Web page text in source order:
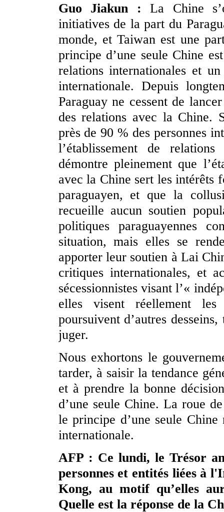
Guo Jiakun : La Chine
initiatives de la part du
monde, et Taiwan est une
principe d’une seule Chine
relations internationales et
internationale. Depuis
Paraguay ne cessent de
des relations avec la Chine.
près de 90 % des personnes
l’établissement de
démontre pleinement que
avec la Chine sert les intérêts
paraguayen, et que la
recueille aucun soutien
politiques paraguayennes
situation, mais elles se
apporter leur soutien à Lai
critiques internationales, et
sécessionnistes visant l’«
elles visent réellement
poursuivent d’autres
juger.
Nous exhortons le
tarder, à saisir la tendance
et à prendre la bonne
d’une seule Chine. La roue
le principe d’une seule
internationale.
AFP : Ce lundi, le Trésor
personnes et entités liées à
Kong, au motif qu’elles
Quelle est la réponse de la